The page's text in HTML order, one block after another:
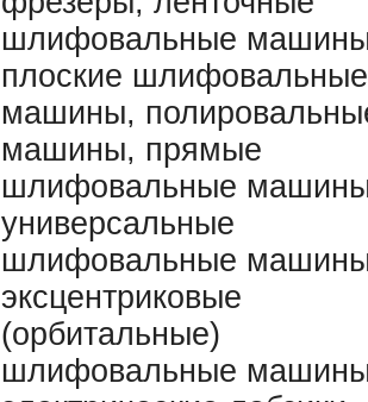
шлифовальные
плоские шлифовальные
машины,
машины, прямые
шлифовальные
универсальные
шлифовальные
эксцентриковые
(орбитальные)
шлифовальные